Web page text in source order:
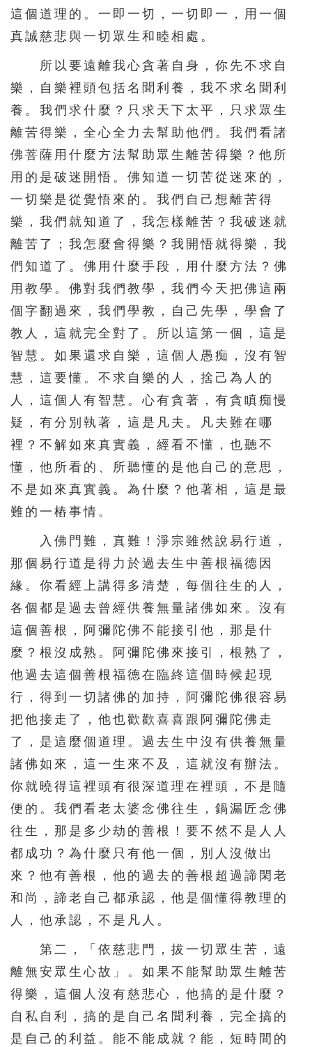
這個道理的。一即一切，一切即一，用一個
真誠慈悲與一切眾生和睦相處。
所以要遠離我心貪著自身，你先不求自
樂，自樂裡頭包括名聞利養，我不求名聞利
養。我們求什麼？只求天下太平，只求眾生
離苦得樂，全心全力去幫助他們。我們看諸
佛菩薩用什麼方法幫助眾生離苦得樂？他所
用的是破迷開悟。佛知道一切苦從迷來的，
一切樂是從覺悟來的。我們自己想離苦得
樂，我們就知道了，我怎樣離苦？我破迷就
離苦了；我怎麼會得樂？我開悟就得樂，我
們知道了。佛用什麼手段，用什麼方法？佛
用教學。佛對我們教學，我們今天把佛這兩
個字翻過來，我們學教，自己先學，學會了
教人，這就完全對了。所以這第一個，這是
智慧。如果還求自樂，這個人愚痴，沒有智
慧，這要懂。不求自樂的人，捨己為人的
人，這個人有智慧。心有貪著，有貪瞋痴慢
疑，有分別執著，這是凡夫。凡夫難在哪
裡？不解如來真實義，經看不懂，也聽不
懂，他所看的、所聽懂的是他自己的意思，
不是如來真實義。為什麼？他著相，這是最
難的一樁事情。
入佛門難，真難！淨宗雖然說易行道，
那個易行道是得力於過去生中善根福德因
緣。你看經上講得多清楚，每個往生的人，
各個都是過去曾經供養無量諸佛如來。沒有
這個善根，阿彌陀佛不能接引他，那是什
麼？根沒成熟。阿彌陀佛來接引，根熟了，
他過去這個善根福德在臨終這個時候起現
行，得到一切諸佛的加持，阿彌陀佛很容易
把他接走了，他也歡歡喜喜跟阿彌陀佛走
了，是這麼個道理。過去生中沒有供養無量
諸佛如來，這一生來不及，這就沒有辦法。
你就曉得這裡頭有很深道理在裡頭，不是隨
便的。我們看老太婆念佛往生，鍋漏匠念佛
往生，那是多少劫的善根！要不然不是人人
都成功？為什麼只有他一個，別人沒做出
來？他有善根，他的過去的善根超過諦閑老
和尚，諦老自己都承認，他是個懂得教理的
人，他承認，不是凡人。
第二，「依慈悲門，拔一切眾生苦，遠
離無安眾生心故」。如果不能幫助眾生離苦
得樂，這個人沒有慈悲心，他搞的是什麼？
自私自利，搞的是自己名聞利養，完全搞的
是自己的利益。能不能成就？能，短時間的